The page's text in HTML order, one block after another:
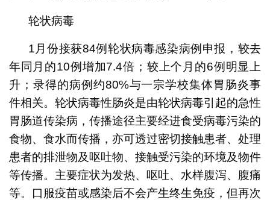
轮状病毒
1月份接获84例轮状病毒感染病例申报，较去
年同月的10例增加7.4倍；较上个月的6例明显上
升；录得的病例约80%与一宗学校集体胃肠炎事
件相关。轮状病毒性肠炎是由轮状病毒引起的急性
胃肠道传染病，传播途径主要经进食受病毒污染的
食物、食水而传播，亦可透过密切接触患者、处理
患者的排泄物及呕吐物、接触受污染的环境及物件
等传播。主要症状为发热、呕吐、水样腹泻、腹痛
等。口服疫苗或感染后不会产生终生免疫，但再次